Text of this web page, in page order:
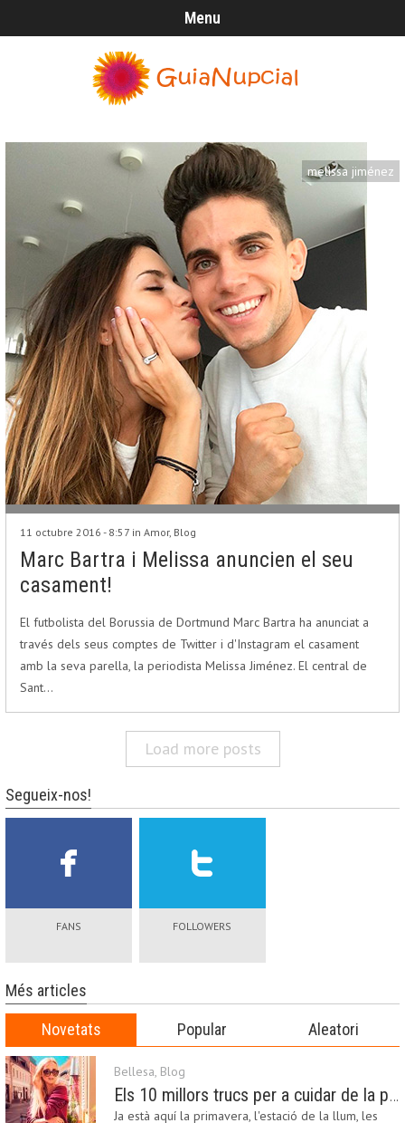
Menu
melissa jiménez
11 octubre 2016 - 8:57 in Amor, Blog
Marc Bartra i Melissa anuncien el seu
casament!
El futbolista del Borussia de Dortmund Marc Bartra ha anunciat a
través dels seus comptes de Twitter i d'Instagram el casament
amb la seva parella, la periodista Melissa Jiménez. El central de
Sant…
Load more posts
Segueix-nos!
FANS FOLLOWERS
Més articles
Novetats Popular Aleatori
Bellesa, Blog
Els 10 millors trucs per a cuidar de la pell a la primavera
Ja està aquí la primavera, l'estació de la llum, les